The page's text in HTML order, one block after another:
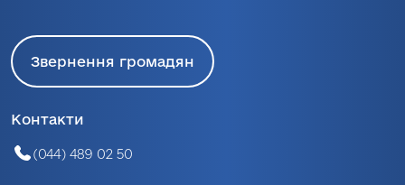
Звернення громадян
Контакти
(044) 489 02 50